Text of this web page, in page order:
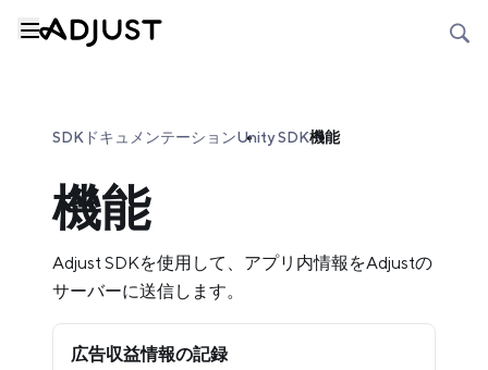
SDKドキュメンテーションUnity SDK機能
機能
Adjust SDKを使用して、アプリ内情報をAdjustの
サーバーに送信します。
広告収益情報の記録